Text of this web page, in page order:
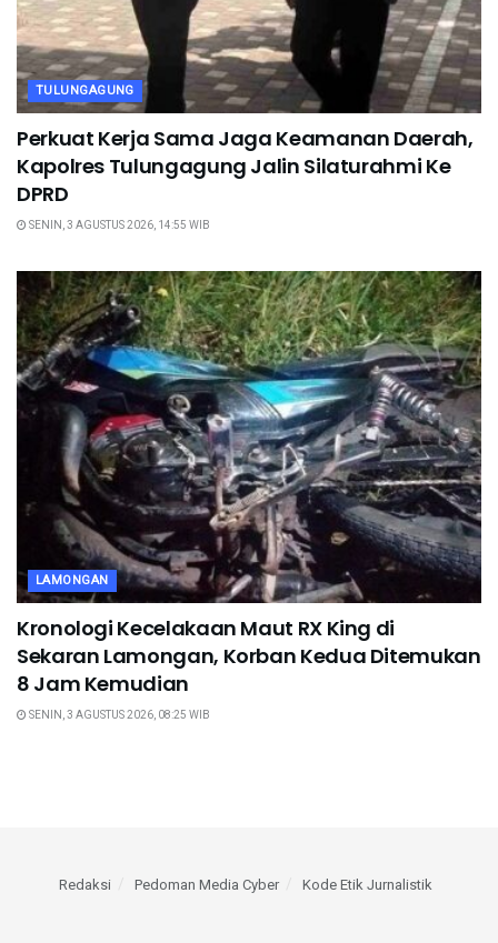
TULUNGAGUNG
Perkuat Kerja Sama Jaga Keamanan Daerah,
Kapolres Tulungagung Jalin Silaturahmi Ke
DPRD
SENIN, 3 AGUSTUS 2026, 14:55 WIB
LAMONGAN
Kronologi Kecelakaan Maut RX King di
Sekaran Lamongan, Korban Kedua Ditemukan
8 Jam Kemudian
SENIN, 3 AGUSTUS 2026, 08:25 WIB
Redaksi Pedoman Media Cyber Kode Etik Jurnalistik